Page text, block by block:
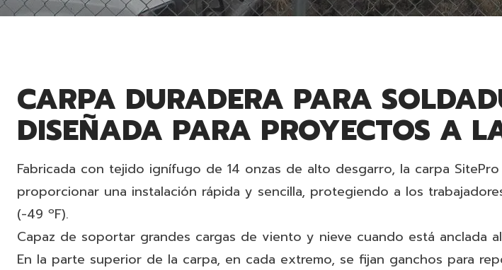
CARPA DURADERA PARA
DISEÑADA PARA PROYECTOS A
Fabricada con tejido ignífugo de 14 onzas de alto desgarro, la carpa
proporcionar una instalación rápida y sencilla, protegiendo a los
(-49 ºF).
Capaz de soportar grandes cargas de viento y nieve cuando está anclada
En la parte superior de la carpa, en cada extremo, se fijan ganchos para